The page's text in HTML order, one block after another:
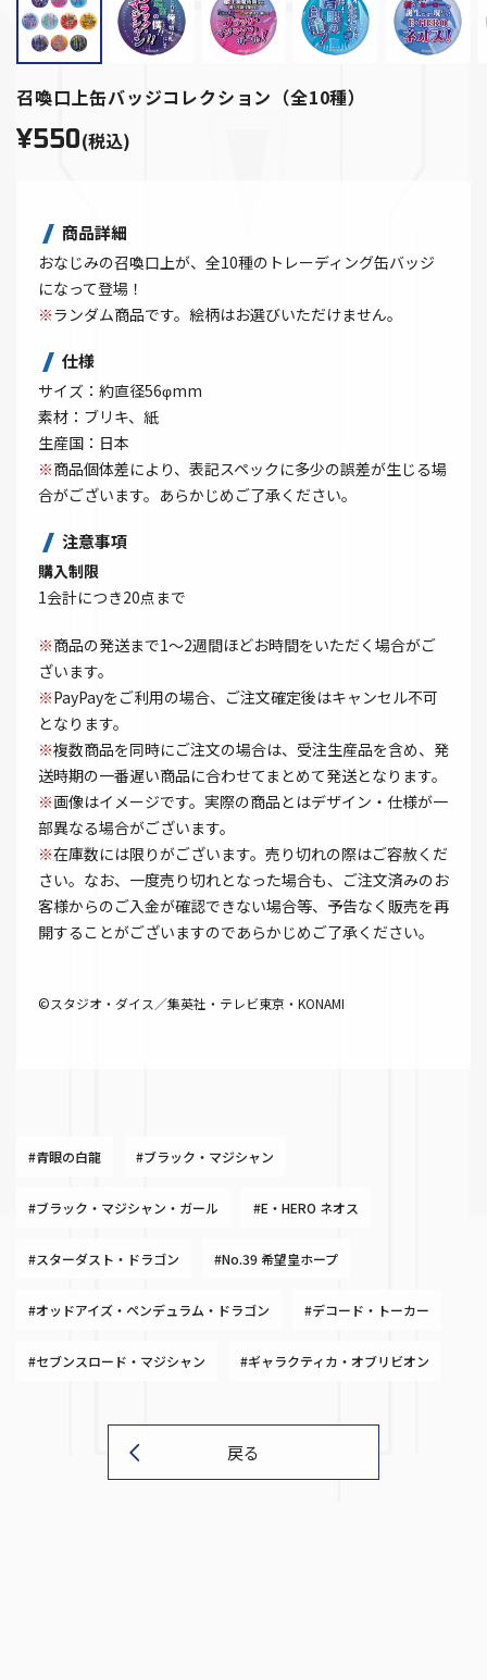
召喚口上缶バッジコレクション（全10種）
¥550(税込)
商品詳細
おなじみの召喚口上が、全10種のトレーディング缶バッジ
になって登場！
※ランダム商品です。絵柄はお選びいただけません。
仕様
サイズ：約直径56φmm
素材：ブリキ、紙
生産国：日本
※商品個体差により、表記スペックに多少の誤差が生じる場
合がございます。あらかじめご了承ください。
注意事項
購入制限
1会計につき20点まで
※商品の発送まで1～2週間ほどお時間をいただく場合がご
ざいます。
※PayPayをご利用の場合、ご注文確定後はキャンセル不可
となります。
※複数商品を同時にご注文の場合は、受注生産品を含め、発
送時期の一番遅い商品に合わせてまとめて発送となります。
※画像はイメージです。実際の商品とはデザイン・仕様が一
部異なる場合がございます。
※在庫数には限りがございます。売り切れの際はご容赦くだ
さい。なお、一度売り切れとなった場合も、ご注文済みのお
客様からのご入金が確認できない場合等、予告なく販売を再
開することがございますのであらかじめご了承ください。
©スタジオ・ダイス／集英社・テレビ東京・KONAMI
#青眼の白龍 #ブラック・マジシャン
#ブラック・マジシャン・ガール #E・HERO ネオス
#スターダスト・ドラゴン #No.39 希望皇ホープ
#オッドアイズ・ペンデュラム・ドラゴン #デコード・トーカー
#セブンスロード・マジシャン #ギャラクティカ・オブリビオン
戻る